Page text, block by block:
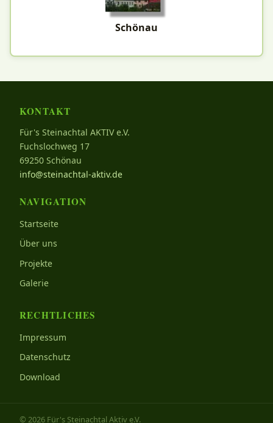
Schönau
KONTAKT
Für's Steinachtal AKTIV e.V.
Fuchslochweg 17
69250 Schönau
info@steinachtal-aktiv.de
NAVIGATION
Startseite
Über uns
Projekte
Galerie
RECHTLICHES
Impressum
Datenschutz
Download
© 2026 Für's Steinachtal Aktiv e.V.